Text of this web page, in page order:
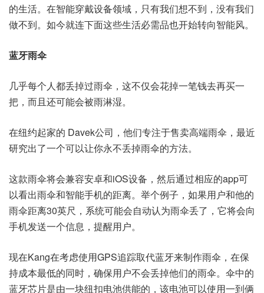
的生活。在智能穿戴设备领域，只有我们想不到，没有我们
做不到。如今就连下面这些生活必需品也开始转向智能风。
蓝牙雨伞
几乎每个人都丢掉过雨伞，这不仅会花掉一笔钱去再买一
把，而且还可能会被雨淋湿。
在纽约起家的 Davek公司，他们专注于售卖高端雨伞，最近
研究出了一个可以让你永不丢掉雨伞的方法。
这款雨伞将会兼容安卓和iOS设备，然后通过相应的app可
以看出雨伞和智能手机的距离。举个例子，如果用户和他的
雨伞距离30英尺，系统可能会自动认为雨伞丢了，它将会向
手机发送一个信息，提醒用户。
现在Kang在考虑使用GPS追踪取代蓝牙来制作雨伞，在保
持成本最低的同时，确保用户不会丢掉他们的雨伞。伞中的
蓝牙芯片是由一块纽扣电池供能的，该电池可以使用一到俩